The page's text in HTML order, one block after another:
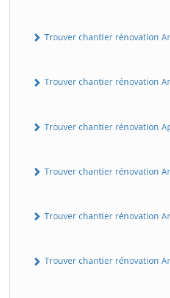
Trouver chantier rénovation
Trouver chantier rénovation
Trouver chantier rénovation
Trouver chantier rénovation
Trouver chantier rénovation
Trouver chantier rénovation